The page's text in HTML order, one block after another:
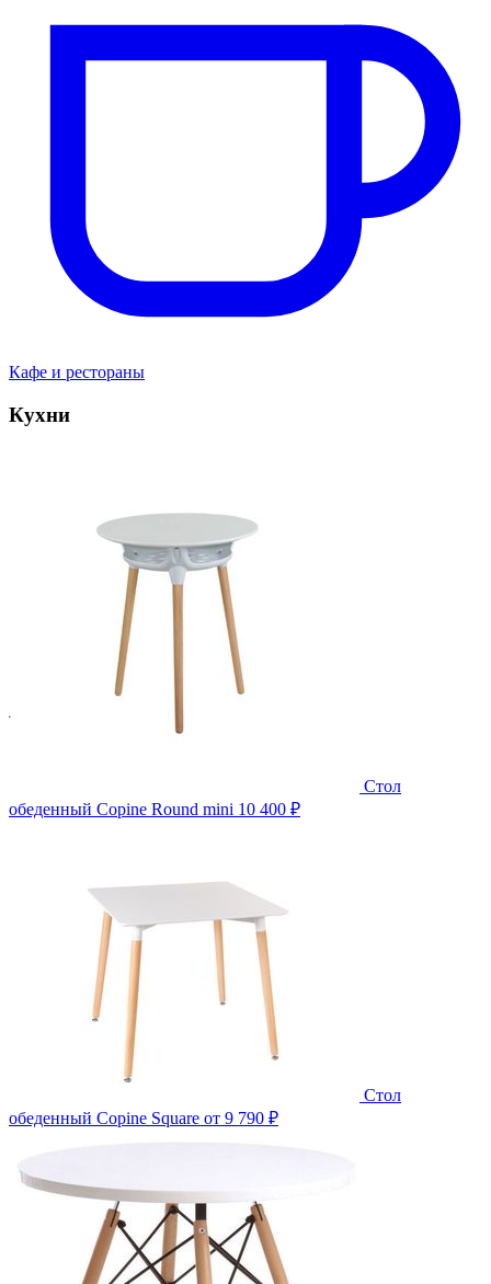
Кафе и рестораны
Кухни
Стол
обеденный Copine Round mini 10 400 ₽
Стол
обеденный Copine Square от 9 790 ₽